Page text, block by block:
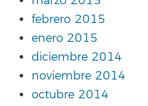
febrero 2015
enero 2015
diciembre 2014
noviembre 2014
octubre 2014